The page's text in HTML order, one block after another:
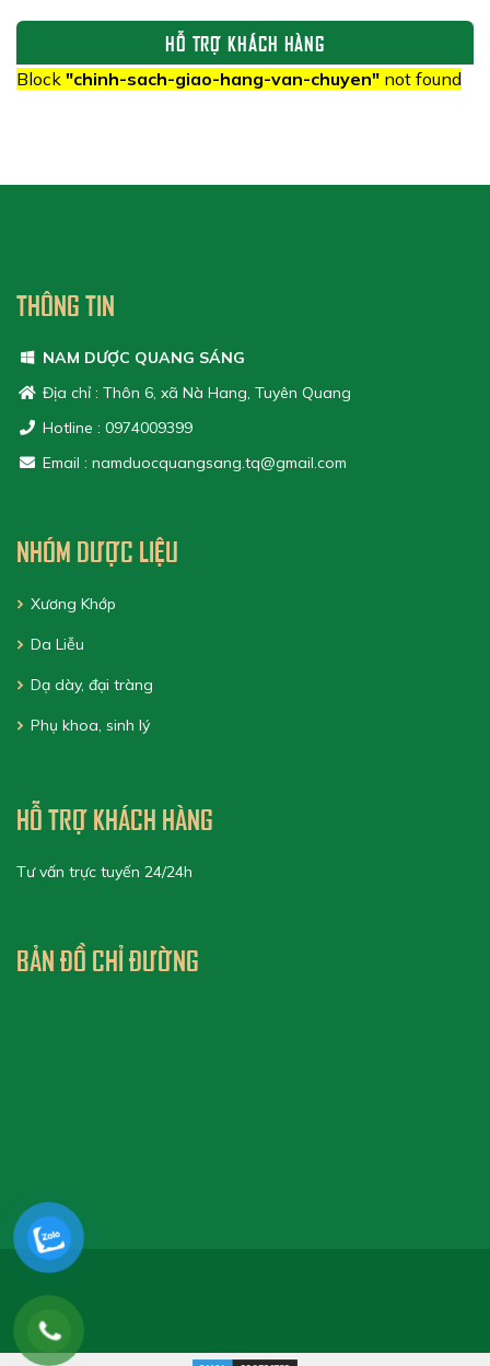
HỖ TRỢ KHÁCH HÀNG
Block "chinh-sach-giao-hang-van-chuyen" not found
THÔNG TIN
NAM DƯỢC QUANG SÁNG
Địa chỉ : Thôn 6, xã Nà Hang, Tuyên Quang
Hotline : 0974009399
Email : namduocquangsang.tq@gmail.com
NHÓM DƯỢC LIỆU
Xương Khớp
Da Liễu
Dạ dày, đại tràng
Phụ khoa, sinh lý
HỖ TRỢ KHÁCH HÀNG
Tư vấn trực tuyến 24/24h
BẢN ĐỒ CHỈ ĐƯỜNG